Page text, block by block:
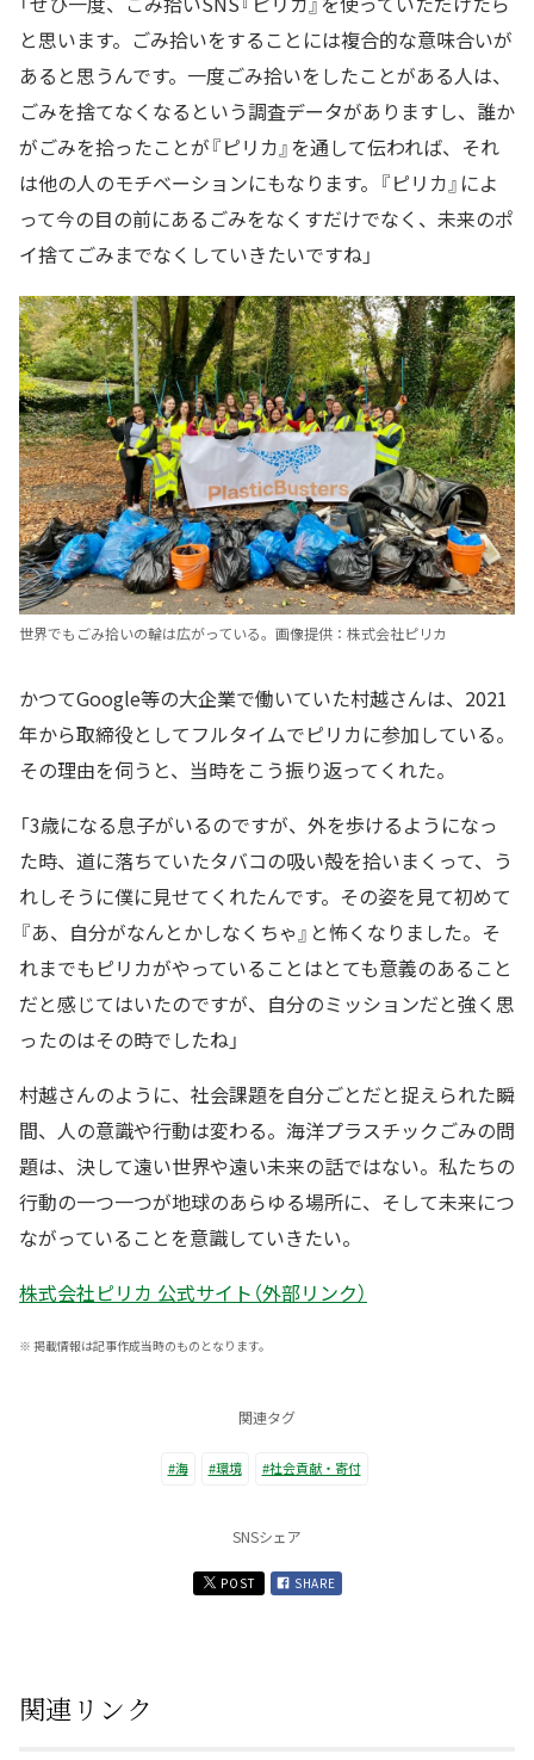
と思います。ごみ拾いをすることには複合的な意味合いが
あると思うんです。一度ごみ拾いをしたことがある人は、
ごみを捨てなくなるという調査データがありますし、誰か
がごみを拾ったことが『ピリカ』を通して伝われば、それ
は他の人のモチベーションにもなります。『ピリカ』によ
って今の目の前にあるごみをなくすだけでなく、未来のポ
イ捨てごみまでなくしていきたいですね」
世界でもごみ拾いの輪は広がっている。画像提供：株式会社ピリカ
かつてGoogle等の大企業で働いていた村越さんは、2021
年から取締役としてフルタイムでピリカに参加している。
その理由を伺うと、当時をこう振り返ってくれた。
「3歳になる息子がいるのですが、外を歩けるようになっ
た時、道に落ちていたタバコの吸い殻を拾いまくって、う
れしそうに僕に見せてくれたんです。その姿を見て初めて
『あ、自分がなんとかしなくちゃ』と怖くなりました。そ
れまでもピリカがやっていることはとても意義のあること
だと感じてはいたのですが、自分のミッションだと強く思
ったのはその時でしたね」
村越さんのように、社会課題を自分ごとだと捉えられた瞬
間、人の意識や行動は変わる。海洋プラスチックごみの問
題は、決して遠い世界や遠い未来の話ではない。私たちの
行動の一つ一つが地球のあらゆる場所に、そして未来につ
ながっていることを意識していきたい。
株式会社ピリカ 公式サイト（外部リンク）
※ 掲載情報は記事作成当時のものとなります。
関連タグ
#海 #環境 #社会貢献・寄付
SNSシェア
POST SHARE
関連リンク